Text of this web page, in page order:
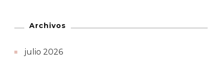
Archivos
julio 2026